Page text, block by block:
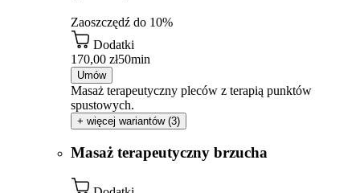
Zaoszczędź do 10%
Dodatki
170,00 zł50min
Umów
Masaż terapeutyczny pleców z terapią punktów
spustowych.
+ więcej wariantów (3)
Masaż terapeutyczny brzucha